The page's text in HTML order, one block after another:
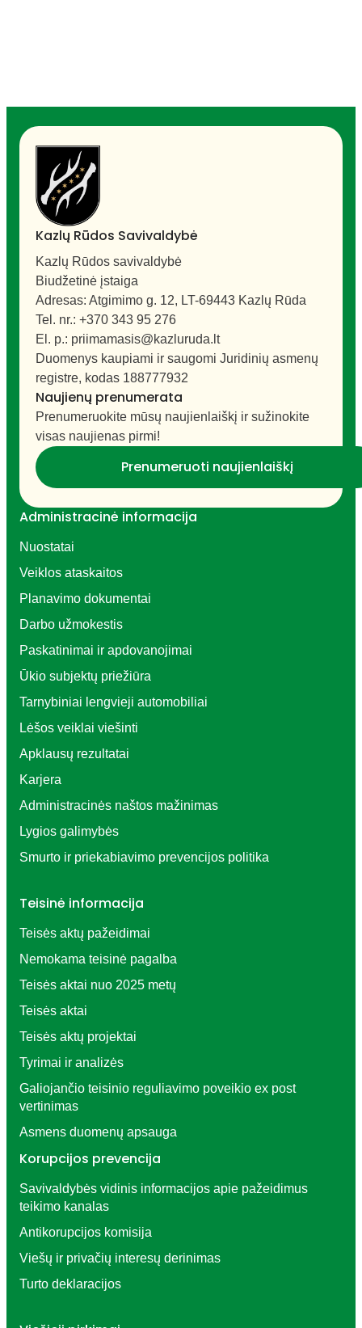
Kazlų Rūdos Savivaldybė
Kazlų Rūdos savivaldybė
Biudžetinė įstaiga
Adresas: Atgimimo g. 12, LT-69443 Kazlų Rūda
Tel. nr.: +370 343 95 276
El. p.: priimamasis@kazluruda.lt
Duomenys kaupiami ir saugomi Juridinių asmenų
registre, kodas 188777932
Naujienų prenumerata
Prenumeruokite mūsų naujienlaiškį ir sužinokite
visas naujienas pirmi!
Prenumeruoti naujienlaiškį
Administracinė informacija
Nuostatai
Veiklos ataskaitos
Planavimo dokumentai
Darbo užmokestis
Paskatinimai ir apdovanojimai
Ūkio subjektų priežiūra
Tarnybiniai lengvieji automobiliai
Lėšos veiklai viešinti
Apklausų rezultatai
Karjera
Administracinės naštos mažinimas
Lygios galimybės
Smurto ir priekabiavimo prevencijos politika
Teisinė informacija
Teisės aktų pažeidimai
Nemokama teisinė pagalba
Teisės aktai nuo 2025 metų
Teisės aktai
Teisės aktų projektai
Tyrimai ir analizės
Galiojančio teisinio reguliavimo poveikio ex post
vertinimas
Asmens duomenų apsauga
Korupcijos prevencija
Savivaldybės vidinis informacijos apie pažeidimus
teikimo kanalas
Antikorupcijos komisija
Viešų ir privačių interesų derinimas
Turto deklaracijos